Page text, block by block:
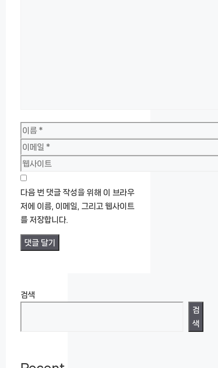
이
름
이
메
일
웹
사
이
트
다음 번 댓글 작성을 위해 이 브라우
저에 이름, 이메일, 그리고 웹사이트
를 저장합니다.
검색
검
색